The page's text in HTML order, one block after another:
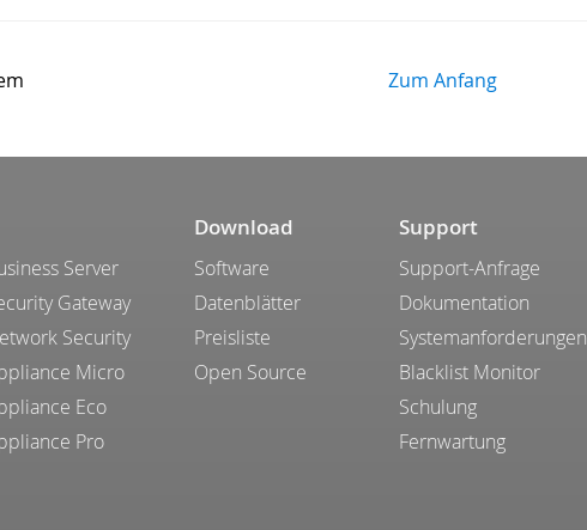
Zum Anfang
Server
Gateway
Security
Micro
Eco
Pro
Download
Software
Datenblätter
Preisliste
Open Source
Support
Support-Anfrage
Dokumentation
Systemanforderungen
Blacklist Monitor
Schulung
Fernwartung